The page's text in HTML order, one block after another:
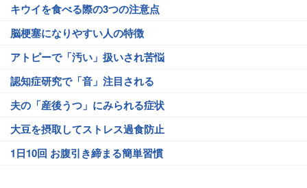
キウイを食べる際の3つの注意点
脳梗塞になりやすい人の特徴
アトピーで「汚い」扱いされ苦悩
認知症研究で「音」注目される
夫の「産後うつ」にみられる症状
大豆を摂取してストレス過食防止
1日10回 お腹引き締まる簡単習慣